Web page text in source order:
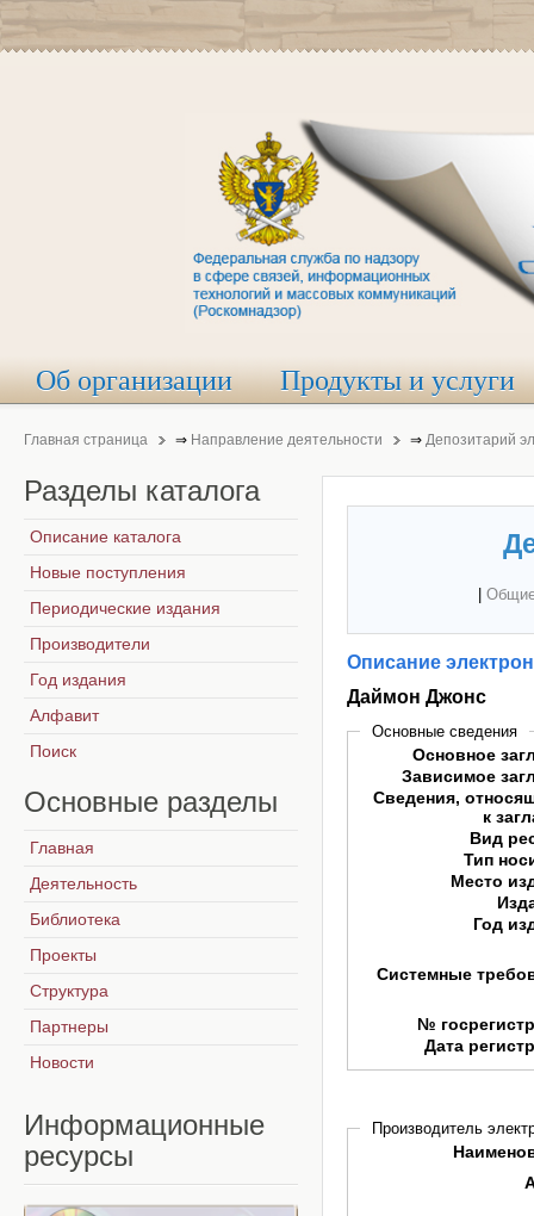
Об организации Продукты и услуги
Главная страница ⇒ Направление деятельности ⇒ Депозитарий
Описание
Даймон Джонс
Основные сведения
Основное
Зависимое
Сведения,
к
Вид
Тип
Место
Год
Системные
№
Дата
Производитель
Разделы каталога
Описание каталога
Новые поступления
Периодические издания
Производители
Год издания
Алфавит
Поиск
Основные разделы
Главная
Деятельность
Библиотека
Проекты
Структура
Партнеры
Новости
Информационные
ресурсы